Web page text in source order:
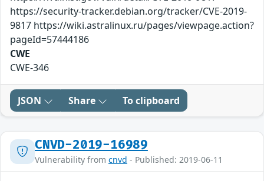
https://security-tracker.debian.org/tracker/CVE-2019-
9817 https://wiki.astralinux.ru/pages/viewpage.action?
pageId=57444186
CWE
CWE-346
JSON Share To clipboard
CNVD-2019-16989
Vulnerability from cnvd - Published: 2019-06-11